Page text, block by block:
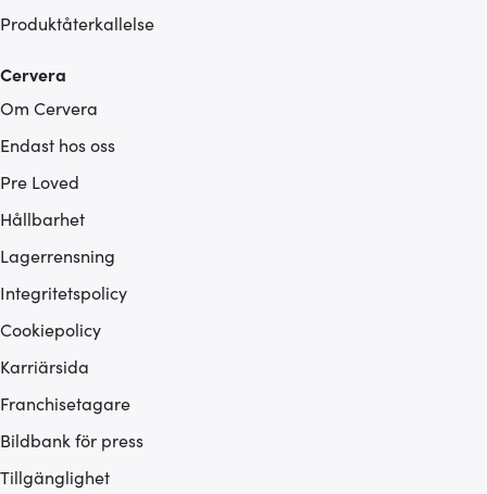
Produktåterkallelse
Cervera
Om Cervera
Endast hos oss
Pre Loved
Hållbarhet
Lagerrensning
Integritetspolicy
Cookiepolicy
Karriärsida
Franchisetagare
Bildbank för press
Tillgänglighet